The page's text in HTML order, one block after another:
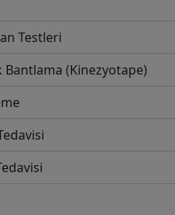
Testleri
Bantlama (Kinezyotape)